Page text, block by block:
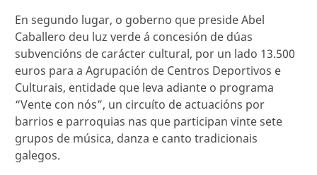
En segundo lugar, o goberno que preside Abel
Caballero deu luz verde á concesión de dúas
subvencións de carácter cultural, por un lado 13.500
euros para a Agrupación de Centros Deportivos e
Culturais, entidade que leva adiante o programa
“Vente con nós”, un circuíto de actuacións por
barrios e parroquias nas que participan vinte sete
grupos de música, danza e canto tradicionais
galegos.